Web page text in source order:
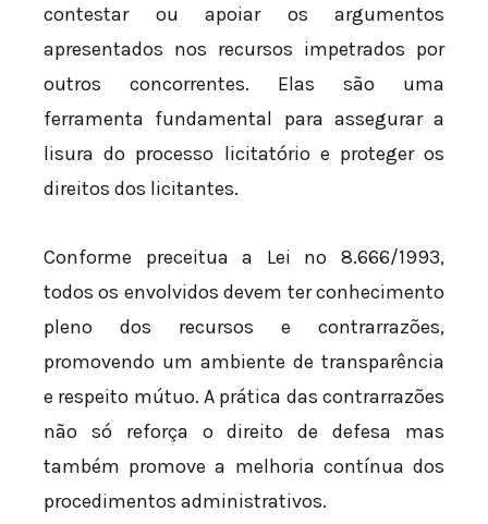
contestar ou apoiar os argumentos
apresentados nos recursos impetrados por
outros concorrentes. Elas são uma
ferramenta fundamental para assegurar a
lisura do processo licitatório e proteger os
direitos dos licitantes.
Conforme preceitua a Lei nº 8.666/1993,
todos os envolvidos devem ter conhecimento
pleno dos recursos e contrarrazões,
promovendo um ambiente de transparência
e respeito mútuo. A prática das contrarrazões
não só reforça o direito de defesa mas
também promove a melhoria contínua dos
procedimentos administrativos.